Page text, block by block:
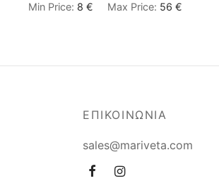
Min Price: 8 € Max Price: 56 €
ΕΠΙΚΟΙΝΩΝΙΑ
sales@mariveta.com